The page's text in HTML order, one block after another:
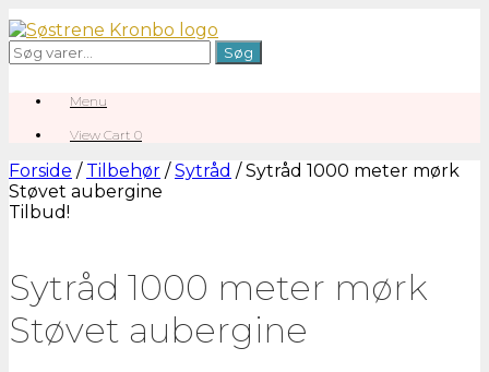
Gå
til
indhold
Søg
efter:
Søg
Menu
View
cart
View Cart 0
Forside / Tilbehør /Sytråd / Sytråd 1000 meter mørk
Støvet aubergine
Tilbud!
Sytråd 1000 meter mørk
Støvet aubergine